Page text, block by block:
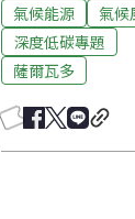
氣候能源
氣候
深度低碳專題
薩爾瓦多